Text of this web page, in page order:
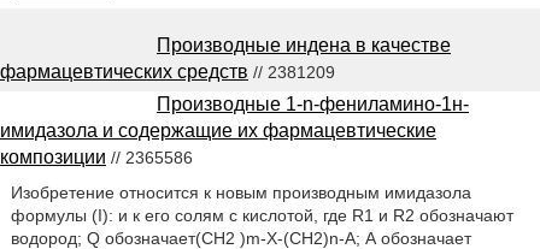
Производные индена в качестве
фармацевтических средств // 2381209
Производные 1-n-фениламино-1н-
имидазола и содержащие их фармацевтические
композиции // 2365586
Изобретение относится к новым производным имидазола
формулы (I): и к его солям с кислотой, где R1 и R2 обозначают
водород; Q обозначает(СН2 )m-Х-(СН2)n-А; А обозначает